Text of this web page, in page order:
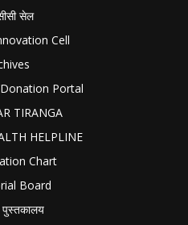
सेल
Cell
Portal
TIRANGA
HELPLINE
Chart
Board
पुस्तकालय